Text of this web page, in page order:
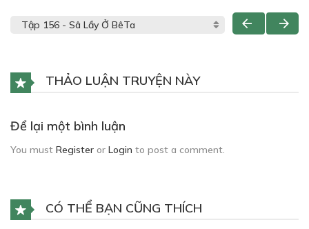
THẢO LUẬN TRUYỆN NÀY
Để lại một bình luận
You must Register or Login to post a comment.
CÓ THỂ BẠN CŨNG THÍCH